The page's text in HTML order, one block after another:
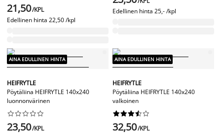
21,50/KPL
Edellinen hinta 22,50 /kpl
Edellinen hinta 25,- /kpl
AINA EDULLINEN HINTA
HEIFRYTLE
Pöytäliina HEIFRYTLE 140x240
luonnonvärinen






23,50/KPL
AINA EDULLINEN HINTA
HEIFRYTLE
Pöytäliina HEIFRYTLE 140x240
valkoinen






32,50/KPL